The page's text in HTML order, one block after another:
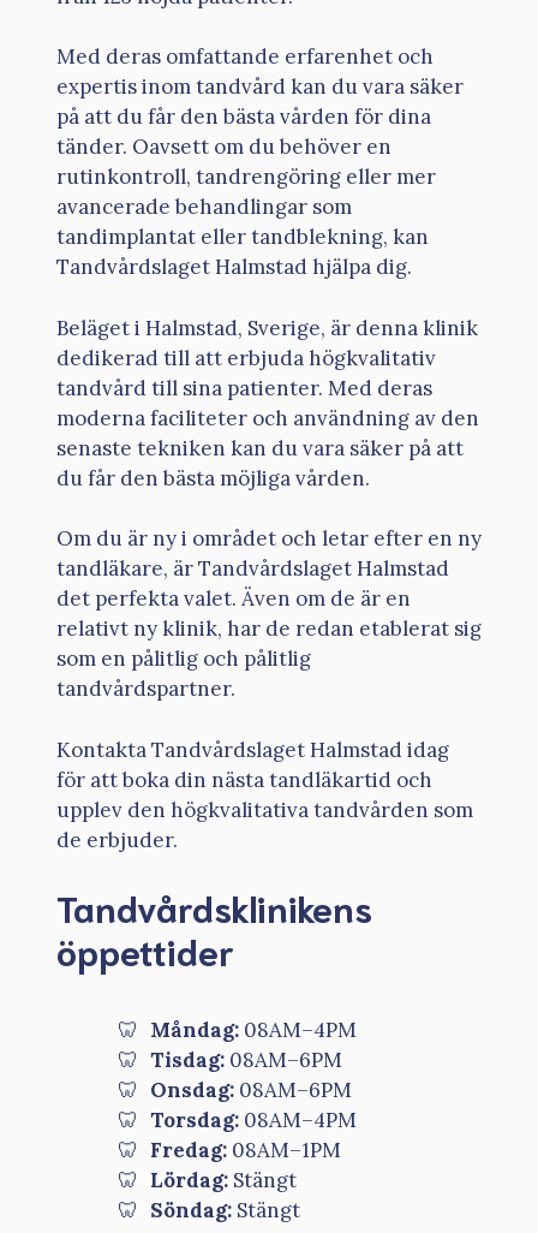
Med deras omfattande erfarenhet och
expertis inom tandvård kan du vara säker
på att du får den bästa vården för dina
tänder. Oavsett om du behöver en
rutinkontroll, tandrengöring eller mer
avancerade behandlingar som
tandimplantat eller tandblekning, kan
Tandvårdslaget Halmstad hjälpa dig.
Beläget i Halmstad, Sverige, är denna klinik
dedikerad till att erbjuda högkvalitativ
tandvård till sina patienter. Med deras
moderna faciliteter och användning av den
senaste tekniken kan du vara säker på att
du får den bästa möjliga vården.
Om du är ny i området och letar efter en ny
tandläkare, är Tandvårdslaget Halmstad
det perfekta valet. Även om de är en
relativt ny klinik, har de redan etablerat sig
som en pålitlig och pålitlig
tandvårdspartner.
Kontakta Tandvårdslaget Halmstad idag
för att boka din nästa tandläkartid och
upplev den högkvalitativa tandvården som
de erbjuder.
Tandvårdsklinikens
öppettider
Måndag: 08AM–4PM
Tisdag: 08AM–6PM
Onsdag: 08AM–6PM
Torsdag: 08AM–4PM
Fredag: 08AM–1PM
Lördag: Stängt
Söndag: Stängt